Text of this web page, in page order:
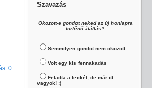
0
Szavazás
Okozott-e gondot neked az új honlapra
történő átállás?
Semmilyen gondot nem okozott
Volt egy kis fennakadás
Feladta a leckét, de már itt
vagyok! :)